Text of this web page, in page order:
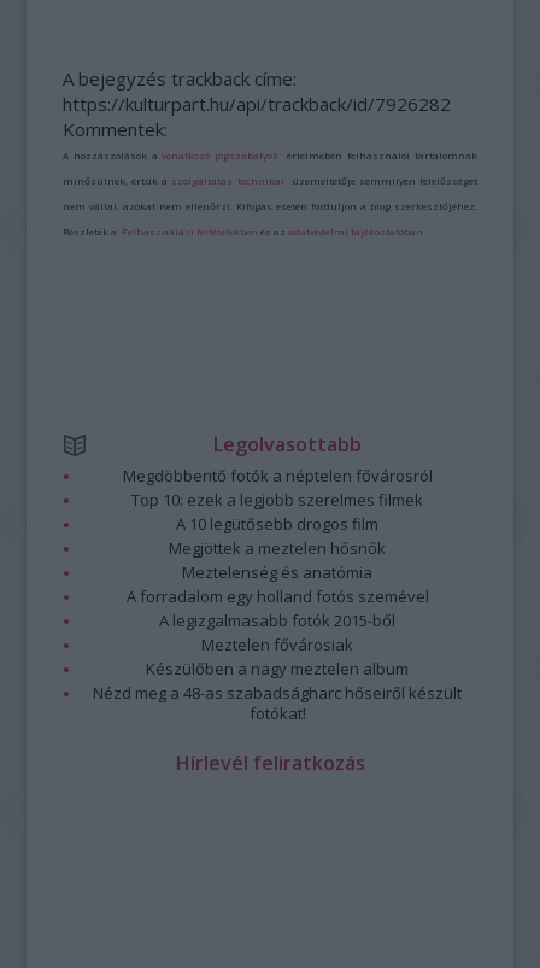
A bejegyzés trackback címe:
https://kulturpart.hu/api/trackback/id/7926282
Kommentek:
A hozzászólások avonatkozó jogszabályok értelmében felhasználói tartalomnak
minősülnek, értük a szolgáltatás technikai üzemeltetője semmilyen felelősséget
nem vállal, azokat nem ellenőrzi. Kifogás esetén forduljon a blog szerkesztőjéhez.
Részletek a Felhasználási feltételekben és azadatvédelmi tájékoztatóban
Legolvasottabb
Megdöbbentő fotók a néptelen fővárosról
Top 10: ezek a legjobb szerelmes filmek
A 10 legütősebb drogos film
Megjöttek a meztelen hősnők
Meztelenség és anatómia
A forradalom egy holland fotós szemével
A legizgalmasabb fotók 2015-ből
Meztelen fővárosiak
Készülőben a nagy meztelen album
Nézd meg a 48-as szabadságharc hőseiről készült
fotókat!
Hírlevél feliratkozás